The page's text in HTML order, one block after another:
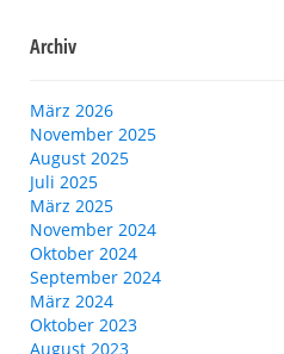
Archiv
März 2026
November 2025
August 2025
Juli 2025
März 2025
November 2024
Oktober 2024
September 2024
März 2024
Oktober 2023
August 2023